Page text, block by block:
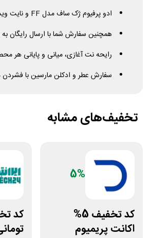
ادو پرفیوم ژک ساف مدلFF و نایت ویش
همچنین سفارش شما با ارسال رایگان
رایحه نت آغازی، میانی و پایانی هر
سفارش عطر و ادکلن مارسین با فشردن
تخفیف‌های مشابه
5%
کد تخفیف 5%
اکانت پریمیوم